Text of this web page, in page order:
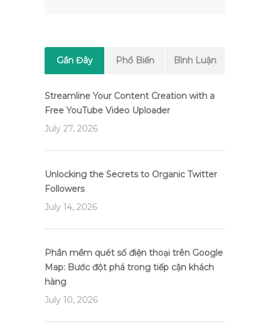
Gần Đây Phổ Biến Bình Luận
Streamline Your Content Creation with a
Free YouTube Video Uploader
July 27, 2026
Unlocking the Secrets to Organic Twitter
Followers
July 14, 2026
Phần mềm quét số điện thoại trên Google
Map: Bước đột phá trong tiếp cận khách
hàng
July 10, 2026